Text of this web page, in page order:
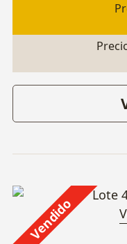
Vendido